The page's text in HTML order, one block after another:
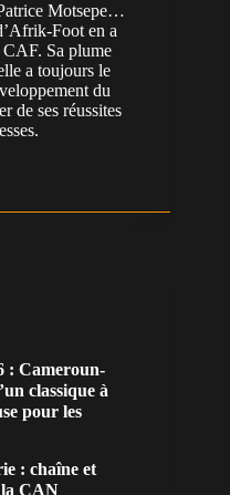
Motsepe…
Foot en a
CAF. Sa plume
a toujours le
du
de ses réussites
: Cameroun-
classique à
pour les
: chaîne et
la CAN